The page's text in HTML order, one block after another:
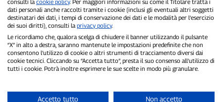
02798890188
Direttore Responsabile: Alessandro Secchi- Vicedirettore:Federico
Benedusi
Privacy Policy- Cookie Policy
"Se è successo davvero, lo trovi su P300.it"
Copyright © P300.it 2012-2026
consulti la cookie policy. Per maggiori informazioni su come il Titolare tratta i
dati personali anche raccolti tramite i cookie (inclusi gli eventuali altri soggetti
destinatari dei dati, i tempi di conservazione dei dati e le modalità per l’esercizio
dei suoi diritti), consulti la privacy policy.
Le ricordiamo che, qualora scelga di chiudere il banner utilizzando il pulsante
“X” in alto a destra, saranno mantenute le impostazioni predefinite che non
consentono l’utilizzo di cookie o altri strumenti di tracciamento diversi dai
cookie tecnici. Cliccando su “Accetta tutto”, presta il suo consenso all’utilizzo di
tutti i cookie. Potrà inoltre esprimere le sue scelte in modo più granulare.
Accetto tutto Non accetto